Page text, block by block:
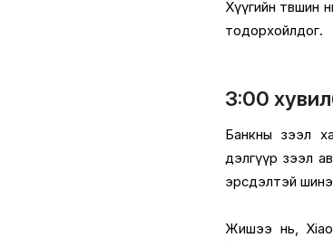
Хүүгийн төвшин
тодорхойлдог.
3:00
Банкны зээл
дэлгүүр зээл
эрсдэлтэй шинэ
Жишээ нь,